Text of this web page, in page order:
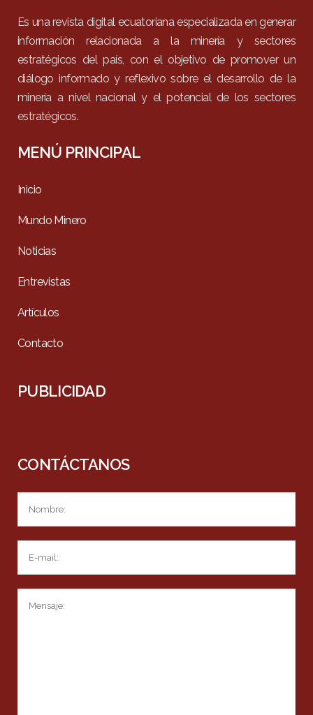
Es una revista digital ecuatoriana especializada en generar
información relacionada a la minería y sectores
estratégicos del país, con el objetivo de promover un
diálogo informado y reflexivo sobre el desarrollo de la
minería a nivel nacional y el potencial de los sectores
estratégicos.
MENÚ PRINCIPAL
Inicio
Mundo Minero
Noticias
Entrevistas
Artículos
Contacto
PUBLICIDAD
CONTÁCTANOS